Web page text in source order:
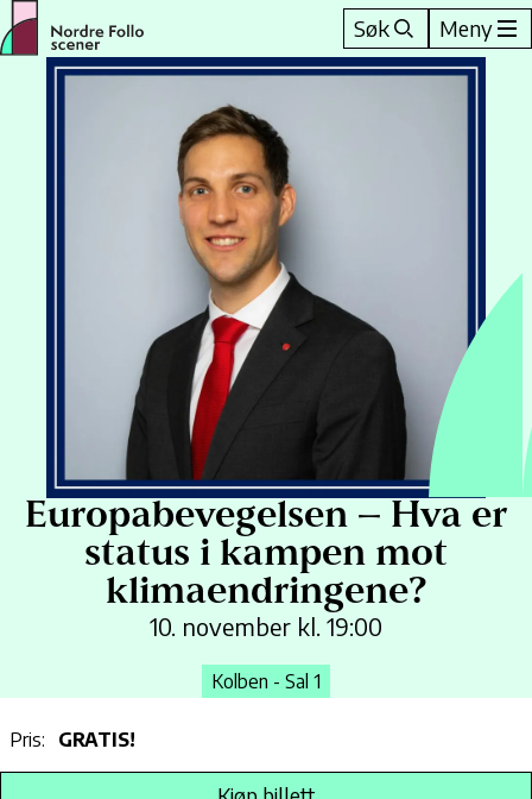
Hopp
til
innhold
Søk Meny
Europabevegelsen – Hva er
status i kampen mot
klimaendringene?
10. november kl. 19:00
Kolben - Sal 1
Pris: GRATIS!